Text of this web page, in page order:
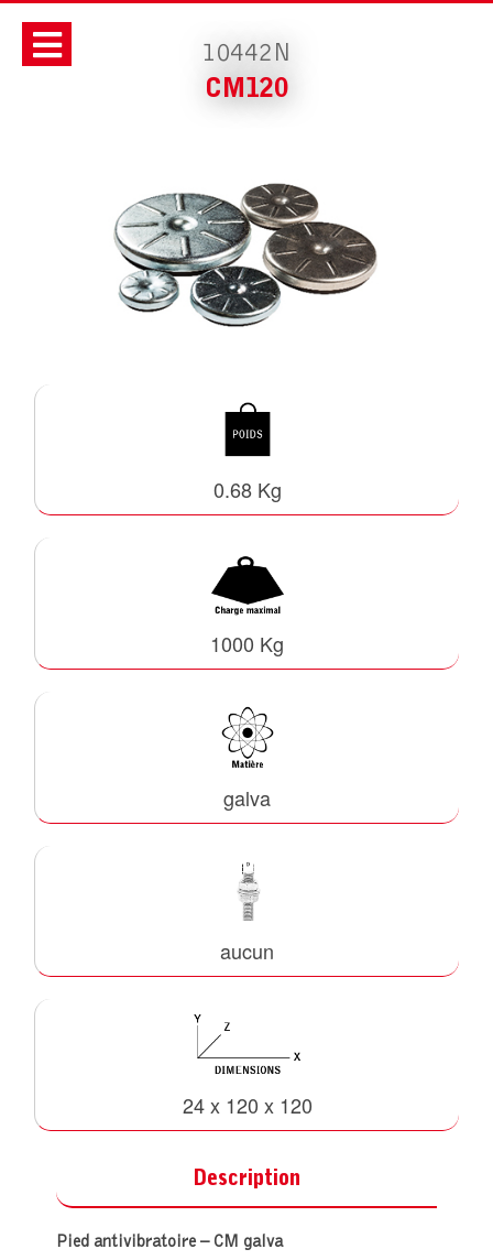
10442N
CM120
0.68 Kg
1000 Kg
galva
aucun
24 x 120 x 120
Description
Pied antivibratoire – CM galva